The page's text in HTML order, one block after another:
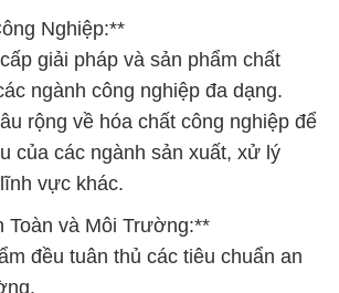
Nghiệp:**
giải pháp và sản phẩm chất
ngành công nghiệp đa dạng.
rộng về hóa chất công nghiệp để
của các ngành sản xuất, xử lý
vực khác.
Toàn và Môi Trường:**
đều tuân thủ các tiêu chuẩn an